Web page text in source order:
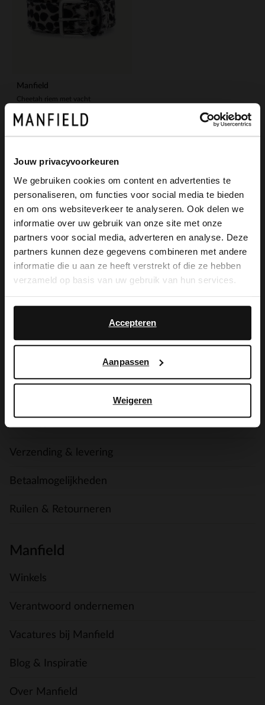
Jouw privacyvoorkeuren
We gebruiken cookies om content en advertenties te
personaliseren, om functies voor social media te bieden
en om ons websiteverkeer te analyseren. Ook delen we
informatie over uw gebruik van onze site met onze
partners voor social media, adverteren en analyse. Deze
partners kunnen deze gegevens combineren met andere
informatie die u aan ze heeft verstrekt of die ze hebben
verzameld op basis van uw gebruik van hun services.
Accepteren
Aanpassen
Weigeren
Manfield
Cheetah riem met vacht
29.99
15.00
De My Manfield
voordelen wachten
op je.
AANMELDEN MY MANFIELD
Meer over My Manfield
Verzending & levering
Betaalmogelijkheden
Ruilen & Retourneren
Manfield
Winkels
Verantwoord ondernemen
Vacatures bij Manfield
Blog & Inspiratie
Over Manfield
×
View this website in English?
It looks like your language isn't Dutch. Would
you like to switch to English?
English